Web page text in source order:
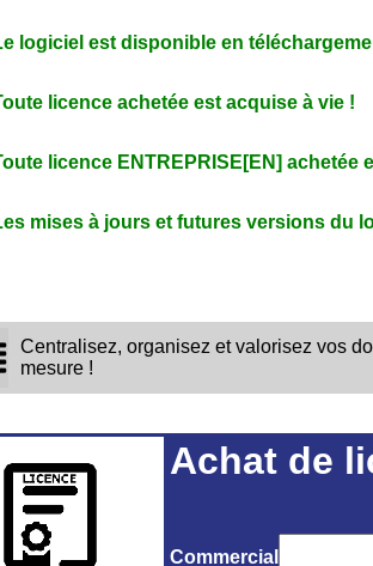
logiciel est disponible en
licence achetée est acquise à vie !
licence ENTREPRISE[EN] achetée
mises à jours et futures versions du
Centralisez, organisez et valorisez vos
mesure !
Achat de
Commercial